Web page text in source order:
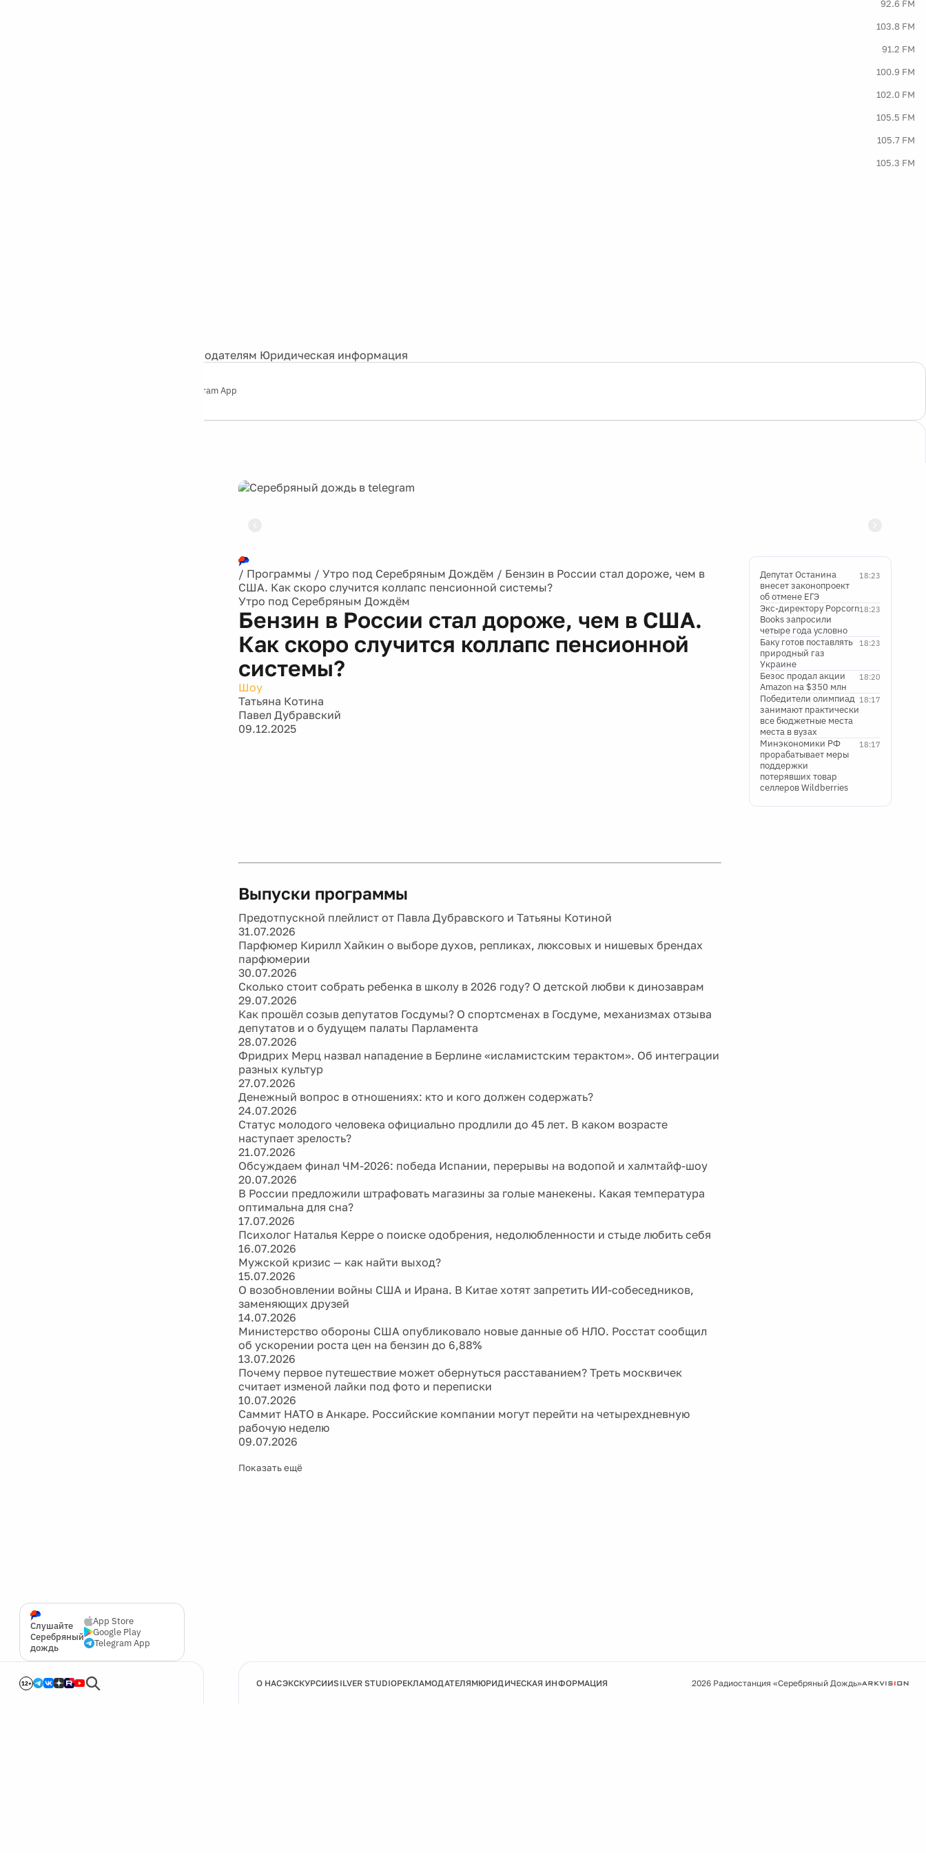
92.6 FM
103.8 FM
91.2 FM
100.9 FM
102.0 FM
105.5 FM
105.7 FM
105.3 FM
Рекламодателям Юридическая информация
Telegram App
Слушайте
Серебряный
дождь
App Store
Google Play
Telegram App
12+
/ Программы / Утро под Серебряным Дождём / Бензин в России стал дороже, чем в
США. Как скоро случится коллапс пенсионной системы?
Утро под Серебряным Дождём
Бензин в России стал дороже, чем в США.
Как скоро случится коллапс пенсионной
системы?
Шоу
Татьяна Котина
Павел Дубравский
09.12.2025
Выпуски программы
Предотпускной плейлист от Павла Дубравского и Татьяны Котиной
31.07.2026
Парфюмер Кирилл Хайкин о выборе духов, репликах, люксовых и нишевых брендах
парфюмерии
30.07.2026
Сколько стоит собрать ребенка в школу в 2026 году? О детской любви к динозаврам
29.07.2026
Как прошёл созыв депутатов Госдумы? О спортсменах в Госдуме, механизмах отзыва
депутатов и о будущем палаты Парламента
28.07.2026
Фридрих Мерц назвал нападение в Берлине «исламистским терактом». Об интеграции
разных культур
27.07.2026
Денежный вопрос в отношениях: кто и кого должен содержать?
24.07.2026
Статус молодого человека официально продлили до 45 лет. В каком возрасте
наступает зрелость?
21.07.2026
Обсуждаем финал ЧМ-2026: победа Испании, перерывы на водопой и халмтайф-шоу
20.07.2026
В России предложили штрафовать магазины за голые манекены. Какая температура
оптимальна для сна?
17.07.2026
Психолог Наталья Керре о поиске одобрения, недолюбленности и стыде любить себя
16.07.2026
Мужской кризис — как найти выход?
15.07.2026
О возобновлении войны США и Ирана. В Китае хотят запретить ИИ-собеседников,
заменяющих друзей
14.07.2026
Министерство обороны США опубликовало новые данные об НЛО. Росстат сообщил
об ускорении роста цен на бензин до 6,88%
13.07.2026
Почему первое путешествие может обернуться расставанием? Треть москвичек
считает изменой лайки под фото и переписки
10.07.2026
Саммит НАТО в Анкаре. Российские компании могут перейти на четырехдневную
рабочую неделю
09.07.2026
Показать ещё
18:23
Депутат Останина
внесет законопроект
об отмене ЕГЭ
18:23
Экс-директору Popcorn
Books запросили
четыре года условно
18:23
Баку готов поставлять
природный газ
Украине
18:20
Безос продал акции
Amazon на $350 млн
18:17
Победители олимпиад
занимают практически
все бюджетные места
места в вузах
18:17
Минэкономики РФ
прорабатывает меры
поддержки
потерявших товар
селлеров Wildberries
О НАСЭКСКУРСИИSILVER STUDIOРЕКЛАМОДАТЕЛЯМЮРИДИЧЕСКАЯ ИНФОРМАЦИЯ 2026 Радиостанция «Серебряный Дождь»